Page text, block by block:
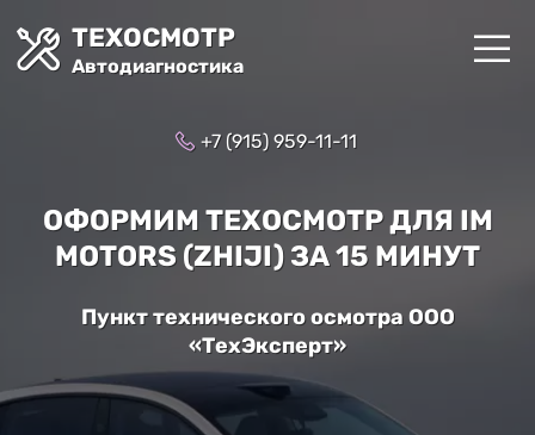
ТЕХОСМОТР
Автодиагностика
+7 (915) 959-11-11
ОФОРМИМ ТЕХОСМОТР ДЛЯ IM
MOTORS (ZHIJI) ЗА 15 МИНУТ
Пункт технического осмотра ООО
«ТехЭксперт»